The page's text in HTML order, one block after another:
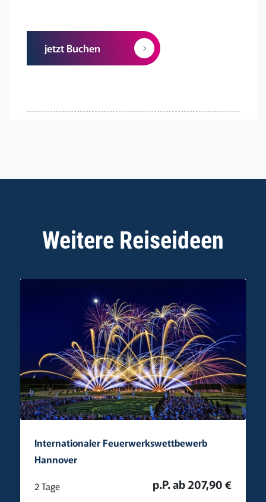
jetzt Buchen
Weitere Reiseideen
Internationaler Feuerwerkswettbewerb
Hannover
2 Tage
p.P. ab 207,90 €